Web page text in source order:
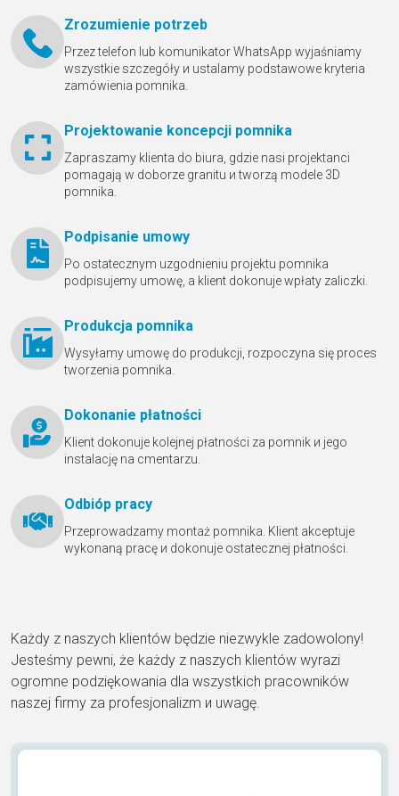
Zrozumienie potrzeb
Przez telefon lub komunikator WhatsApp wyjaśniamy
wszystkie szczegóły и ustalamy podstawowe kryteria
zamówienia pomnika.
Projektowanie koncepcji pomnika
Zapraszamy klienta do biura, gdzie nasi projektanci
pomagają w doborze granitu и tworzą modele 3D
pomnika.
Podpisanie umowy
Po ostatecznym uzgodnieniu projektu pomnika
podpisujemy umowę, a klient dokonuje wpłaty zaliczki.
Produkcja pomnika
Wysyłamy umowę do produkcji, rozpoczyna się proces
tworzenia pomnika.
Dokonanie płatności
Klient dokonuje kolejnej płatności za pomnik и jego
instalację na cmentarzu.
Odbióр pracy
Przeprowadzamy montaż pomnika. Klient akceptuje
wykonaną pracę и dokonuje ostatecznej płatności.
Każdy z naszych klientów będzie niezwykle zadowolony!
Jesteśmy pewni, że każdy z naszych klientów wyrazi
ogromne podziękowania dla wszystkich pracowników
naszej firmy za profesjonalizm и uwagę.